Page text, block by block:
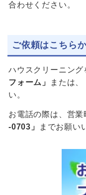
合わせください。
ご依頼はこちら
ハウスクリーニン
フォーム」
または、
い。
お電話の際は、営
-0703」
までお願い